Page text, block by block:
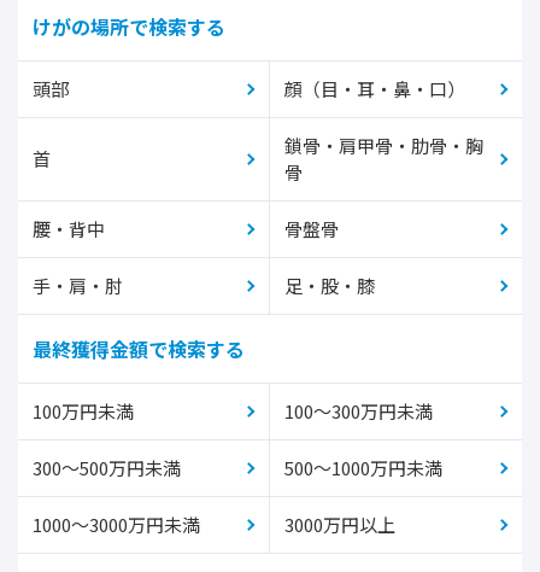
けがの場所で検索する
頭部 顔（目・耳・鼻・口）
首
鎖骨・肩甲骨・肋骨・胸
骨
腰・背中 骨盤骨
手・肩・肘 足・股・膝
最終獲得金額で検索する
100万円未満 100～300万円未満
300～500万円未満 500～1000万円未満
1000～3000万円未満 3000万円以上